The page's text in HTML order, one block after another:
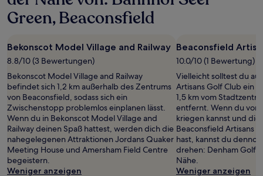
Green, Beaconsfield
Bekonscot Model Village and Railway
8.8/10 (3 Bewertungen)
Bekonscot Model Village and Railway
befindet sich 1,2 km außerhalb des Zentrums
von Beaconsfield, sodass sich ein
Zwischenstopp problemlos einplanen lässt.
Wenn du in Bekonscot Model Village and
Railway deinen Spaß hattest, werden dich die
nahegelegenen Attraktionen Jordans Quaker
Meeting House und Amersham Field Centre
begeistern.
Weniger anzeigen
Beaconsfield
10.0/10 (1 Bewertung)
Vielleicht solltest du
Artisans Golf Club ein
1,5 km vom
entfernt. Wenn du
kriegen kannst und
Beaconsfield Artisans
hast, kannst du
drehen: Denham Golf
Nähe.
Weniger anzeigen